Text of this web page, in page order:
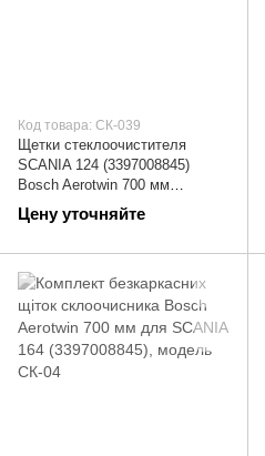
Код товара: СК-039
Щетки стеклоочистителя
SCANIA 124 (3397008845)
Bosch Aerotwin 700 мм
(дворники) | СК-039
Цену уточняйте